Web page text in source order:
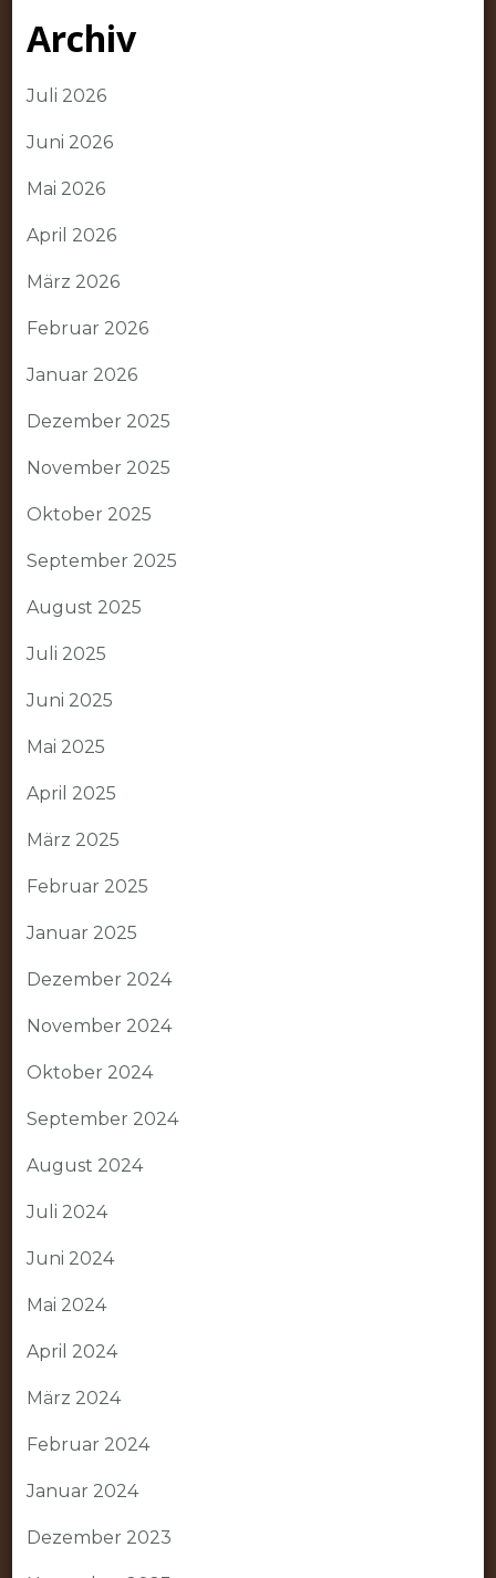
Archiv
Juli 2026
Juni 2026
Mai 2026
April 2026
März 2026
Februar 2026
Januar 2026
Dezember 2025
November 2025
Oktober 2025
September 2025
August 2025
Juli 2025
Juni 2025
Mai 2025
April 2025
März 2025
Februar 2025
Januar 2025
Dezember 2024
November 2024
Oktober 2024
September 2024
August 2024
Juli 2024
Juni 2024
Mai 2024
April 2024
März 2024
Februar 2024
Januar 2024
Dezember 2023